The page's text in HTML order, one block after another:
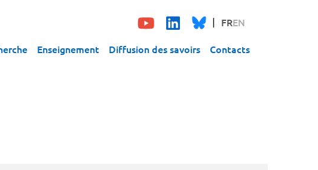
FREN
Enseignement Diffusion des savoirs Contacts